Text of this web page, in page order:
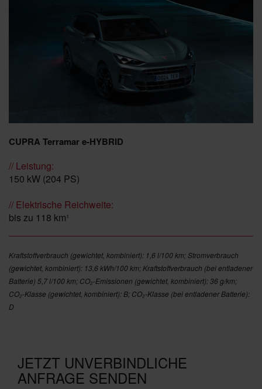
CUPRA Terramar e-HYBRID
// Leistung:
150 kW (204 PS)
// Elektrische Reichweite:
bis zu 118 km¹
Kraftstoffverbrauch (gewichtet, kombiniert): 1,6 l/100 km; Stromverbrauch
(gewichtet, kombiniert): 13,6 kWh/100 km; Kraftstoffverbrauch (bei entladener
Batterie) 5,7 l/100 km; CO₂-Emissionen (gewichtet, kombiniert): 36 g/km;
CO₂-Klasse (gewichtet, kombiniert): B; CO₂-Klasse (bei entladener Batterie):
D
JETZT UNVERBINDLICHE
ANFRAGE SENDEN